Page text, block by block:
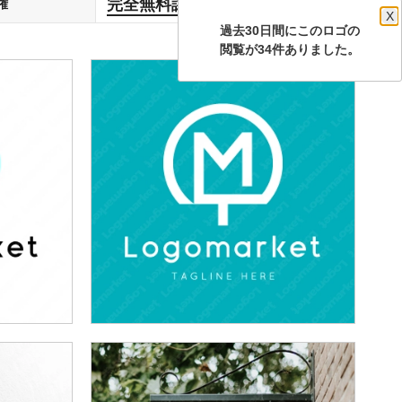
過去30日間にこのロゴの
X
閲覧が34件ありました。